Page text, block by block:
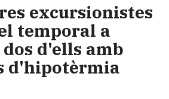
excursionistes
temporal a
d'ells amb
d'hipotèrmia